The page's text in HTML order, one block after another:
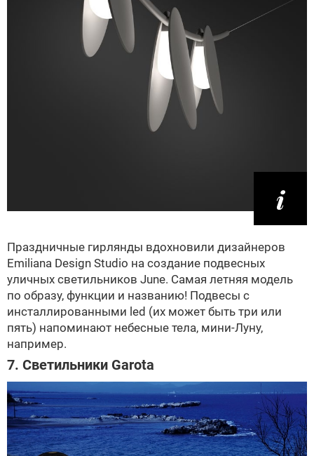
Праздничные гирлянды вдохновили дизайнеров
Emiliana Design Studio на создание подвесных
уличных светильников June. Самая летняя модель
по образу, функции и названию! Подвесы с
инсталлированными led (их может быть три или
пять) напоминают небесные тела, мини-Луну,
например.
7. Светильники Garota